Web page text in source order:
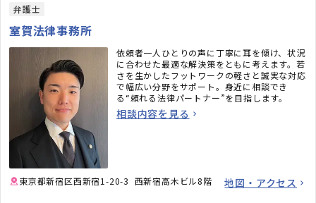
弁護士
室賀法律事務所
依頼者一人ひとりの声に丁寧に耳を傾け、状況
に合わせた最適な解決策をともに考えます。若
さを生かしたフットワークの軽さと誠実な対応
で幅広い分野をサポート。身近に相談でき
る“頼れる法律パートナー”を目指します。
相談内容を見る
東京都新宿区西新宿1-20-3 西新宿高木ビル8階 地図・アクセス